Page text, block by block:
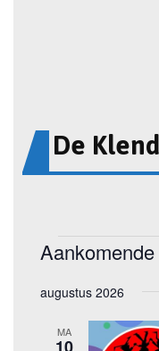
De